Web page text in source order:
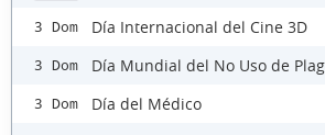
3 Dom Día Internacional del Cine 3D
3 Dom Día Mundial del No Uso de
3 Dom Día del Médico